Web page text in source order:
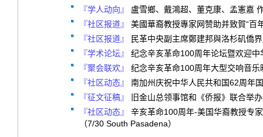
『学人动向』
盧雪鄉、戴鴻超、董克康、孟憲嘉
『社区报道』
美國華裔教授專家网赞助并致賀“百
『社区报道』
民革中央副主席鄭建邦與洛杉矶僑
『学术论坛』
纪念辛亥革命100周年论坛暨欢迎
『聚会联欢』
纪念辛亥革命100周年大型交响音乐
『社区动态』
南加州庆祝中华人民共和国62周年
『征文征稿』
旧金山总领事馆和《侨报》联合举
『社区动态』
辛亥革命100周年-美国华裔教授专
（7/30 South Pasadena）